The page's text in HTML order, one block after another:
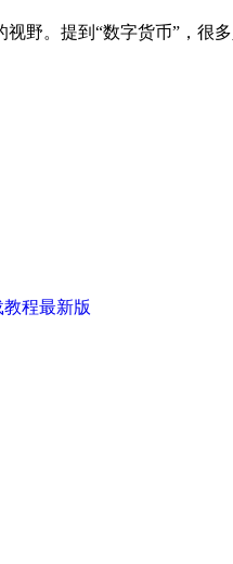
野。提到“数字货币”，
程最新版